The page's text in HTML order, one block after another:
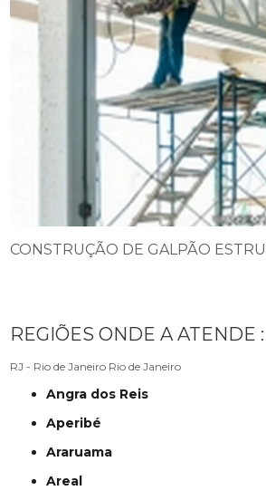
CONSTRUÇÃO DE GALPÃO
REGIÕES ONDE A ATENDE :
RJ - Rio de Janeiro Rio de Janeiro
Angra dos Reis
Aperibé
Araruama
Areal